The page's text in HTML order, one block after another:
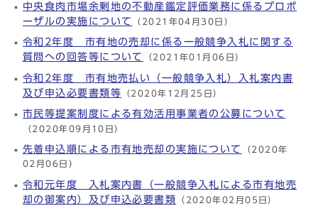
中央食肉市場余剰地の不動産鑑定評価業務に係るプロポ
ーザルの実施について
（2021年04月30日）
令和2年度 市有地の売却に係る一般競争入札に関する
質問への回答等について
（2021年01月06日）
令和2年度 市有地売払い（一般競争入札）入札案内書
及び申込必要書類等 （2020年12月25日）
市民等提案制度による有効活用事業者の公募について
（2020年09月10日）
先着申込順による市有地売却の実施について （2020年
02月06日）
令和元年度 入札案内書（一般競争入札による市有地売
却の御案内）及び申込必要書類 （2020年02月05日）